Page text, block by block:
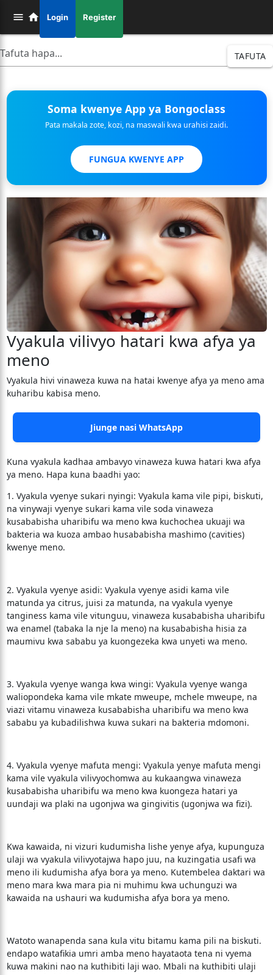
Login Register
TAFUTA
Soma kwenye App ya Bongoclass
Pata makala zote, kozi, na maswali kwa urahisi zaidi.
FUNGUA KWENYE APP
Vyakula vilivyo hatari kwa afya ya
meno
Vyakula hivi vinaweza kuwa na hatai kwenye afya ya meno ama
kuharibu kabisa meno.
Jiunge nasi WhatsApp
Kuna vyakula kadhaa ambavyo vinaweza kuwa hatari kwa afya
ya meno. Hapa kuna baadhi yao:
1. Vyakula vyenye sukari nyingi: Vyakula kama vile pipi, biskuti,
na vinywaji vyenye sukari kama vile soda vinaweza
kusababisha uharibifu wa meno kwa kuchochea ukuaji wa
bakteria wa kuoza ambao husababisha mashimo (cavities)
kwenye meno.
2. Vyakula vyenye asidi: Vyakula vyenye asidi kama vile
matunda ya citrus, juisi za matunda, na vyakula vyenye
tanginess kama vile vitunguu, vinaweza kusababisha uharibifu
wa enamel (tabaka la nje la meno) na kusababisha hisia za
maumivu kwa sababu ya kuongezeka kwa unyeti wa meno.
3. Vyakula vyenye wanga kwa wingi: Vyakula vyenye wanga
waliopondeka kama vile mkate mweupe, mchele mweupe, na
viazi vitamu vinaweza kusababisha uharibifu wa meno kwa
sababu ya kubadilishwa kuwa sukari na bakteria mdomoni.
4. Vyakula vyenye mafuta mengi: Vyakula yenye mafuta mengi
kama vile vyakula vilivyochomwa au kukaangwa vinaweza
kusababisha uharibifu wa meno kwa kuongeza hatari ya
uundaji wa plaki na ugonjwa wa gingivitis (ugonjwa wa fizi).
Kwa kawaida, ni vizuri kudumisha lishe yenye afya, kupunguza
ulaji wa vyakula vilivyotajwa hapo juu, na kuzingatia usafi wa
meno ili kudumisha afya bora ya meno. Kutembelea daktari wa
meno mara kwa mara pia ni muhimu kwa uchunguzi wa
kawaida na ushauri wa kudumisha afya bora ya meno.
Watoto wanapenda sana kula vitu bitamu kama pili na biskuti.
endapo watafikia umri amba meno hayataota tena ni vyema
kuwa makini nao na kuthibiti laji wao. Mbali na kuthibiti ulaji